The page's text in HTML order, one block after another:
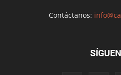
Contáctanos: